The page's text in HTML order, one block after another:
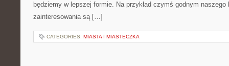
będziemy w lepszej formie. Na przykład czymś godnym naszego
zainteresowania są […]
CATEGORIES: MIASTA I MIASTECZKA